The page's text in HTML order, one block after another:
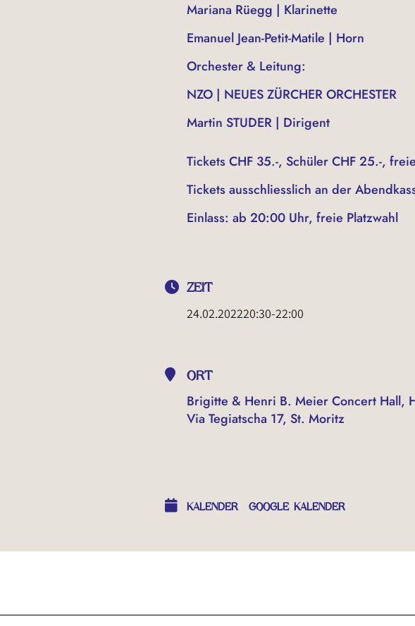
Mariana Rüegg | Klarinette
Emanuel Jean-Petit-Matile | Horn
Orchester & Leitung:
NZO | NEUES ZÜRCHER ORCHESTER
Martin STUDER | Dirigent
Tickets CHF 35.-, Schüler CHF 25.-,
Tickets ausschliesslich an der
Einlass: ab 20:00 Uhr, freie Platzwahl
ZEIT
24.02.202220:30-22:00
ORT
Brigitte & Henri B. Meier Concert Hall,
Via Tegiatscha 17, St. Moritz
KALENDER GOOGLE KALENDER